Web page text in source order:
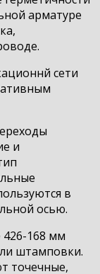
арматуре
сети
и
в
осью.
426-168 мм
штамповки.
точечные,